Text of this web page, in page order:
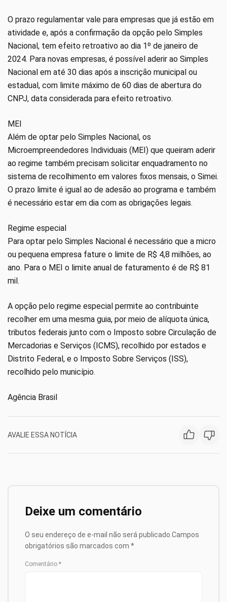
O prazo regulamentar vale para empresas que já estão em
atividade e, após a confirmação da opção pelo Simples
Nacional, tem efeito retroativo ao dia 1º de janeiro de
2024. Para novas empresas, é possível aderir ao Simples
Nacional em até 30 dias após a inscrição municipal ou
estadual, com limite máximo de 60 dias de abertura do
CNPJ, data considerada para efeito retroativo.
MEI
Além de optar pelo Simples Nacional, os
Microempreendedores Individuais (MEI) que queiram aderir
ao regime também precisam solicitar enquadramento no
sistema de recolhimento em valores fixos mensais, o Simei.
O prazo limite é igual ao de adesão ao programa e também
é necessário estar em dia com as obrigações legais.
Regime especial
Para optar pelo Simples Nacional é necessário que a micro
ou pequena empresa fature o limite de R$ 4,8 milhões, ao
ano. Para o MEI o limite anual de faturamento é de R$ 81
mil.
A opção pelo regime especial permite ao contribuinte
recolher em uma mesma guia, por meio de alíquota única,
tributos federais junto com o Imposto sobre Circulação de
Mercadorias e Serviços (ICMS), recolhido por estados e
Distrito Federal, e o Imposto Sobre Serviços (ISS),
recolhido pelo município.
Agência Brasil
AVALIE ESSA NOTÍCIA
Deixe um comentário
O seu endereço de e-mail não será publicado. Campos
obrigatórios são marcados com *
Comentário *